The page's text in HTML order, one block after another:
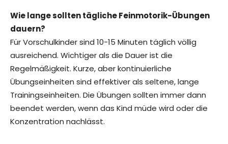
Wie lange sollten tägliche Feinmotorik-Übungen
dauern?
Für Vorschulkinder sind 10-15 Minuten täglich völlig
ausreichend. Wichtiger als die Dauer ist die
Regelmäßigkeit. Kurze, aber kontinuierliche
Übungseinheiten sind effektiver als seltene, lange
Trainingseinheiten. Die Übungen sollten immer dann
beendet werden, wenn das Kind müde wird oder die
Konzentration nachlässt.